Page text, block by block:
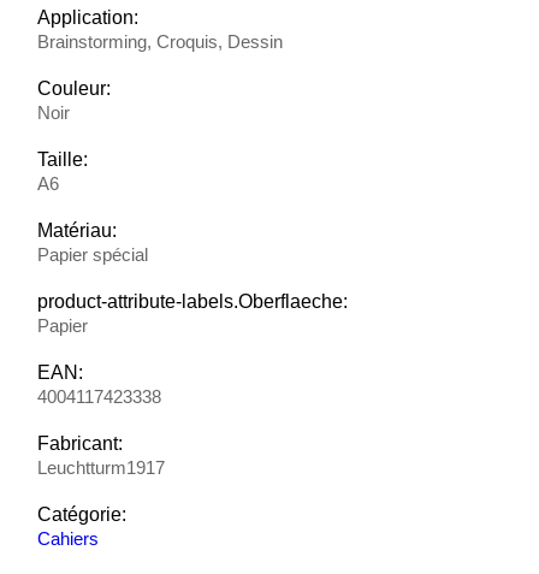
Application:
Brainstorming, Croquis, Dessin
Couleur:
Noir
Taille:
A6
Matériau:
Papier spécial
product-attribute-labels.Oberflaeche:
Papier
EAN:
4004117423338
Fabricant:
Leuchtturm1917
Catégorie:
Cahiers